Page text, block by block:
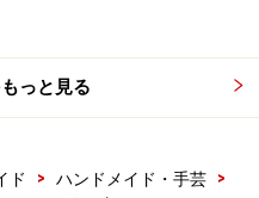
っと見る
ド > ハンドメイド・手芸
>